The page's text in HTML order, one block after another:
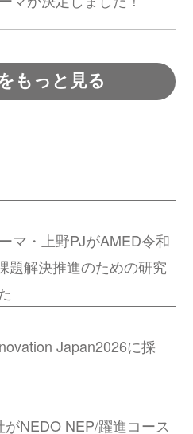
もっと見る
マ・上野PJがAMED令和
題解決推進のための研究
Japan2026に採
NEDO NEP/躍進コース